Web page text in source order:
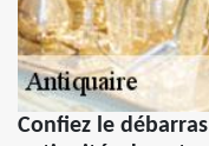
Confiez le